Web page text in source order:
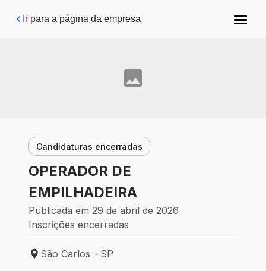
Pular para o conteúdo principal
Ir para a página da empresa
Candidaturas encerradas
OPERADOR DE
EMPILHADEIRA
Publicada em 29 de abril de 2026
Inscrições encerradas
Local de trabalho: São Carlos - SP
São Carlos - SP